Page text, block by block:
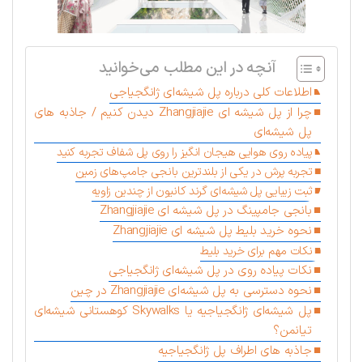
آنچه در این مطلب می‌خوانید
اطلاعات کلی درباره پل شیشه‌ای ژانگجیاجی
چرا از پل شیشه ای Zhangjiajie دیدن کنیم / جاذبه های
پل شیشه‌ای
پیاده روی هوایی هیجان انگیز را روی پل شفاف تجربه کنید
تجربه پرش در یکی از بلندترین بانجی جامپ‌های زمین
ثبت زیبایی پل شیشه‌ای گرند کانیون از چندین زاویه
بانجی جامپینگ در پل شیشه ای Zhangjiajie
نحوه خرید بلیط پل شیشه ای Zhangjiajie
نکات مهم برای خرید بلیط
نکات پیاده روی در پل شیشه‌ای ژانگجیاجی
نحوه دسترسی به پل شیشه‌ای Zhangjiajie در چین
پل شیشه‌ای ژانگجیاجیه یا Skywalks کوهستانی شیشه‌ای
تیانمن؟
جاذبه های اطراف پل ژانگجیاجیه